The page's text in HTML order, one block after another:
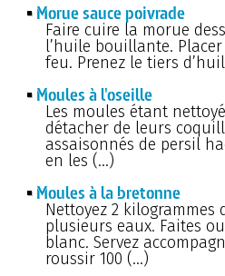
Morue sauce poivrade
Faire cuire la morue
l’huile bouillante.
feu. Prenez le tiers
Moules à l'oseille
Les moules étant
détacher de leurs
assaisonnés de persil
en les (…)
Moules à la bretonne
Nettoyez 2 kilogrammes
plusieurs eaux. Faites
blanc. Servez
roussir 100 (…)